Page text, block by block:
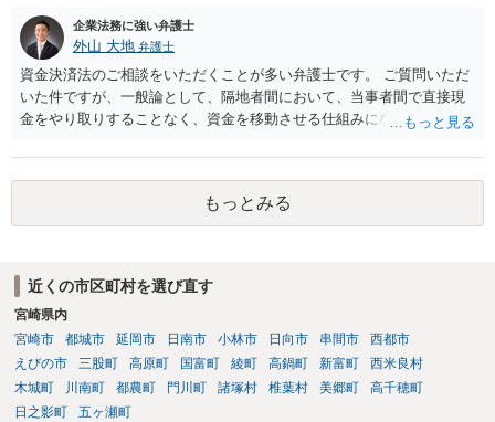
企業法務に強い弁護士
外山 大地 弁護士
資金決済法のご相談をいただくことが多い弁護士です。 ご質問いただ
いた件ですが、一般論として、隔地者間において、当事者間で直接現
金をやり取りすることなく、資金を移動させる仕組みになりますの
も、為替取引に該当し得る場合であっても、いわゆる収納代行とし
て、資金移動業の規制の対象外となる余地があります。 この点につい
ては、単に「利用者から資金を受け取り、寄付団体に送金する」とい
う資金の流れだけで判断することはできず、アプリの仕組みが利用者
思決定や寄付のタイミングがどのように設定されているのかなど、具
体的なサービスの座組を踏まえて検討する必要があります。 そのた
め、現在検討されているアプリについて、資金移動業に該当する可能
性があるか、また、該当する場合にどのようなサービス設計にすれば
資金移動業に該当しない形（収納代行など）で運用できるかについて
は、具体的なサービスの仕組みを確認した上で、個別に弁護士へご相
もっとみる
近くの市区町村を選び直す
宮崎県内
宮崎市
都城市 延岡市 日南市 小林市 日向市 串間市
西都市
えびの市
三股町 高原町 国富町 綾町 高鍋町 新富町
西米良村
木城町
川南町 都農町 門川町 諸塚村 椎葉村 美郷町
高千穂町
日之影町
五ヶ瀬町